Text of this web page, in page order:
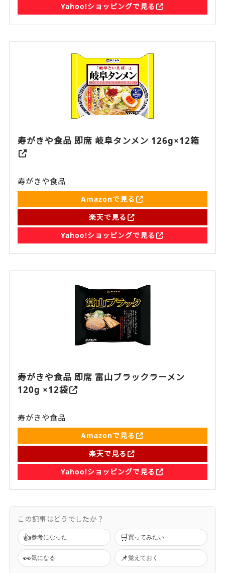
Yahoo!ショッピングで見る
寿がきや食品 即席 岐阜タンメン 126g×12箱
寿がきや食品
Amazonで見る
楽天で見る
Yahoo!ショッピングで見る
寿がきや食品 即席 富山ブラックラーメン
120g ×12袋
寿がきや食品
Amazonで見る
楽天で見る
Yahoo!ショッピングで見る
この記事はどうでしたか？
👍参考になった 🛒買ってみたい
👀気になる 📌覚えておく